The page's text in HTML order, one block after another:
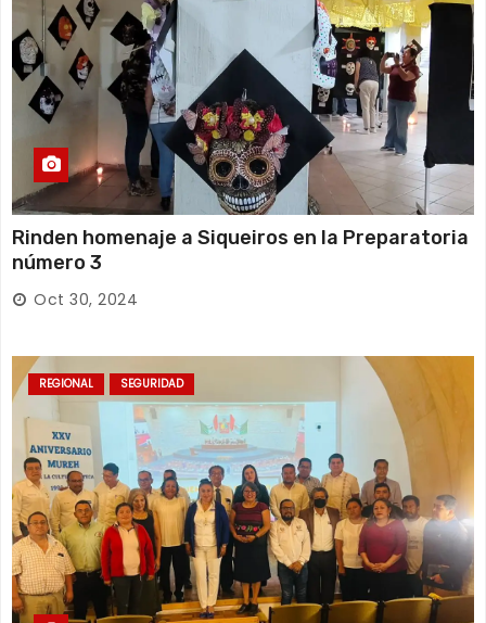
Rinden homenaje a Siqueiros en la Preparatoria
número 3
Oct 30, 2024
REGIONAL SEGURIDAD